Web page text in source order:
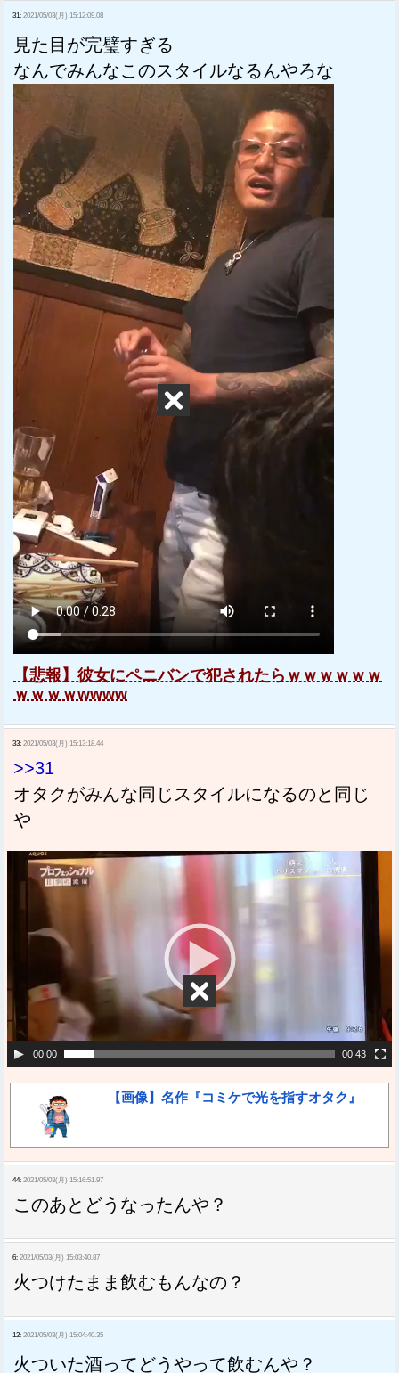
31: 2021/05/03(月) 15:12:09.08
見た目が完璧すぎる
なんでみんなこのスタイルなるんやろな
【悲報】彼女にペニバンで犯されたらｗｗｗｗｗｗ
ｗｗｗｗwwww
33: 2021/05/03(月) 15:13:18.44
>>31
オタクがみんな同じスタイルになるのと同じ
や
ー
00:00 00:43
【画像】名作『コミケで光を指すオタク』
44: 2021/05/03(月) 15:16:51.97
このあとどうなったんや？
6: 2021/05/03(月) 15:03:40.87
火つけたまま飲むもんなの？
12: 2021/05/03(月) 15:04:40.35
火ついた酒ってどうやって飲むんや？